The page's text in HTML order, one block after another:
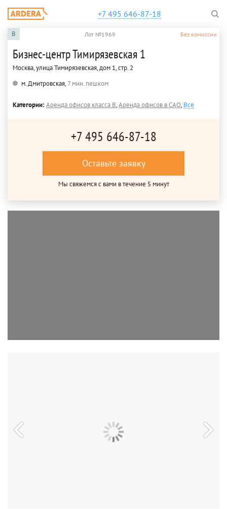
+7 495 646-87-18
B Лот №1969 Без комиссии
Бизнес-центр Тимирязевская 1
Москва, улица Тимирязевская, дом 1, стр. 2
м. Дмитровская,7 мин. пешком
Категории:Аренда офисов класса B,Аренда офисов в САО,Все
+7 495 646-87-18
Оставьте заявку
Мы свяжемся с вами в течение 5 минут